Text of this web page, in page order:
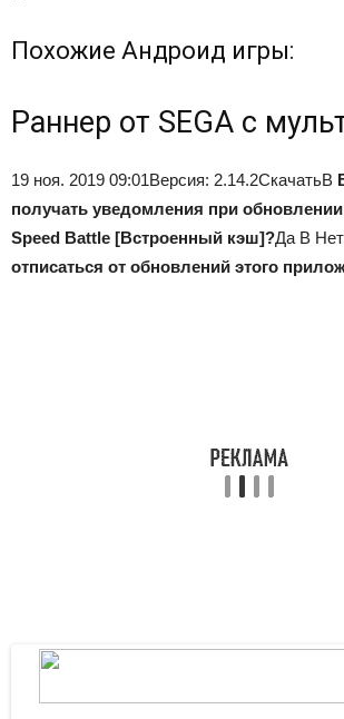
Похожие Андроид игры:
Раннер от SEGA с
19 ноя. 2019 09:01Версия: 2.14.2СкачатьВ
получать уведомления при
Speed Battle [Встроенный кэш]?Да В Нет
отписаться от обновлений этого